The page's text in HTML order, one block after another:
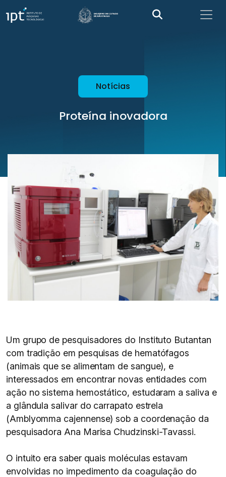
Notícias
Proteína inovadora
Um grupo de pesquisadores do Instituto Butantan
com tradição em pesquisas de hematófagos
(animais que se alimentam de sangue), e
interessados em encontrar novas entidades com
ação no sistema hemostático, estudaram a saliva e
a glândula salivar do carrapato estrela
(Amblyomma cajennense) sob a coordenação da
pesquisadora Ana Marisa Chudzinski-Tavassi.
O intuito era saber quais moléculas estavam
envolvidas no impedimento da coagulação do